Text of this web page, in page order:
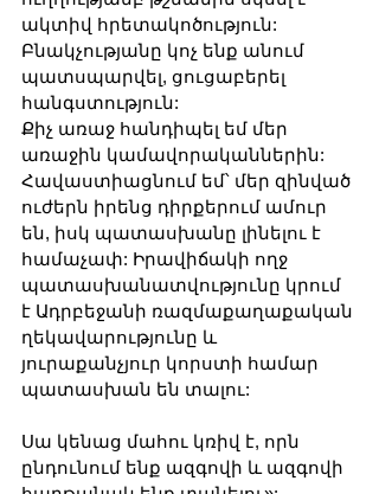
ակտիվ հրետակոծություն:
Բնակչությանը կոչ ենք անում
պատսպարվել, ցուցաբերել
հանգստություն:
Քիչ առաջ հանդիպել եմ մեր
առաջին կամավորականներին:
Հավաստիացնում եմ՝ մեր զինված
ուժերն իրենց դիրքերում ամուր
են, իսկ պատասխանը լինելու է
համաչափ: Իրավիճակի ողջ
պատասխանատվությունը կրում
է Ադրբեջանի ռազմաքաղաքական
ղեկավարությունը և
յուրաքանչյուր կորստի համար
պատասխան են տալու:
Սա կենաց մահու կռիվ է, որն
ընդունում ենք ազգովի և ազգովի